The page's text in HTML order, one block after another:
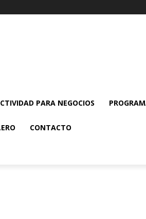
PARA NEGOCIOS
CONTACTO